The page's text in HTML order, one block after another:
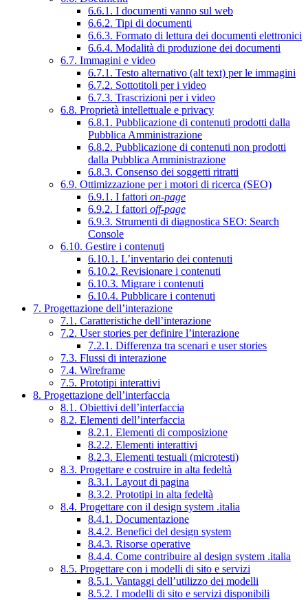
6.6.1. I documenti vanno sul web
6.6.2. Tipi di documenti
6.6.3. Formato di lettura dei documenti elettronici
6.6.4. Modalità di produzione dei documenti
6.7. Immagini e video
6.7.1. Testo alternativo (alt text) per le immagini
6.7.2. Sottotitoli per i video
6.7.3. Trascrizioni per i video
6.8. Proprietà intellettuale e privacy
6.8.1. Pubblicazione di contenuti prodotti dalla
Pubblica Amministrazione
6.8.2. Pubblicazione di contenuti non prodotti
dalla Pubblica Amministrazione
6.8.3. Consenso dei soggetti ritratti
6.9. Ottimizzazione per i motori di ricerca (SEO)
6.9.1. I fattori on-page
6.9.2. I fattori off-page
6.9.3. Strumenti di diagnostica SEO: Search
Console
6.10. Gestire i contenuti
6.10.1. L’inventario dei contenuti
6.10.2. Revisionare i contenuti
6.10.3. Migrare i contenuti
6.10.4. Pubblicare i contenuti
7. Progettazione dell’interazione
7.1. Caratteristiche dell’interazione
7.2. User stories per definire l’interazione
7.2.1. Differenza tra scenari e user stories
7.3. Flussi di interazione
7.4. Wireframe
7.5. Prototipi interattivi
8. Progettazione dell’interfaccia
8.1. Obiettivi dell’interfaccia
8.2. Elementi dell’interfaccia
8.2.1. Elementi di composizione
8.2.2. Elementi interattivi
8.2.3. Elementi testuali (microtesti)
8.3. Progettare e costruire in alta fedeltà
8.3.1. Layout di pagina
8.3.2. Prototipi in alta fedeltà
8.4. Progettare con il design system .italia
8.4.1. Documentazione
8.4.2. Benefici del design system
8.4.3. Risorse operative
8.4.4. Come contribuire al design system .italia
8.5. Progettare con i modelli di sito e servizi
8.5.1. Vantaggi dell’utilizzo dei modelli
8.5.2. I modelli di sito e servizi disponibili